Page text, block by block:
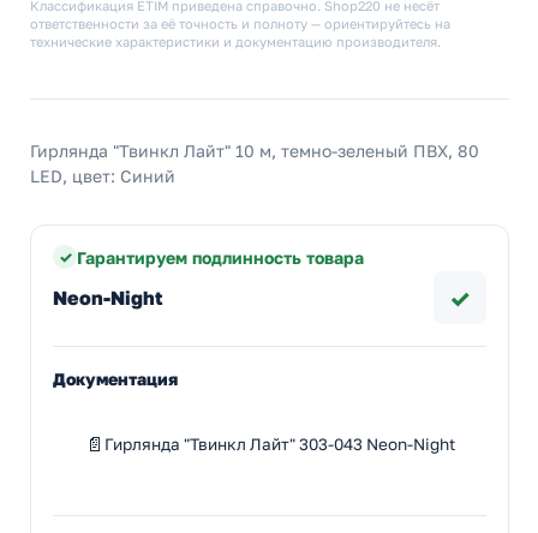
Классификация ETIM приведена справочно. Shop220 не несёт
ответственности за её точность и полноту — ориентируйтесь на
технические характеристики и документацию производителя.
Гирлянда "Твинкл Лайт" 10 м, темно-зеленый ПВХ, 80
LED, цвет: Синий
Гарантируем подлинность товара
Neon-Night ✓
Документация
Гирлянда "Твинкл Лайт" 303-043 Neon-Night